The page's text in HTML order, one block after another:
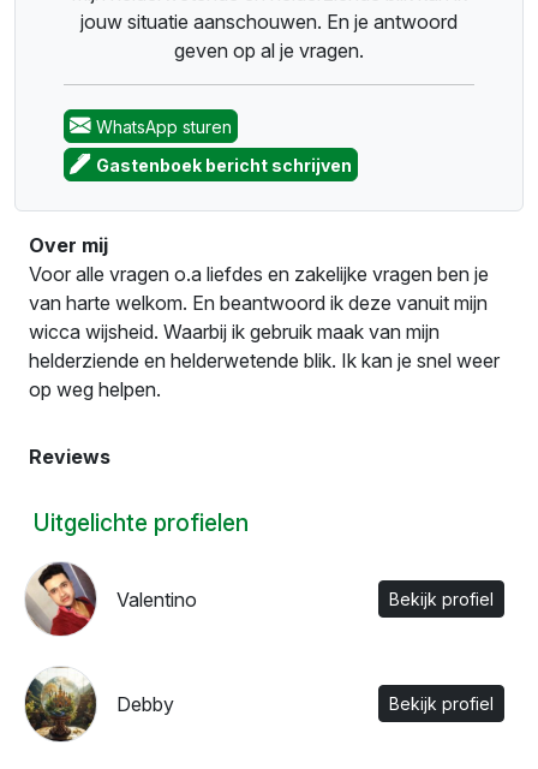
jouw situatie aanschouwen. En je antwoord
geven op al je vragen.
WhatsApp sturen
Gastenboek bericht schrijven
Over mij
Voor alle vragen o.a liefdes en zakelijke vragen ben je
van harte welkom. En beantwoord ik deze vanuit mijn
wicca wijsheid. Waarbij ik gebruik maak van mijn
helderziende en helderwetende blik. Ik kan je snel weer
op weg helpen.
Reviews
Uitgelichte profielen
Valentino Bekijk profiel
Debby Bekijk profiel